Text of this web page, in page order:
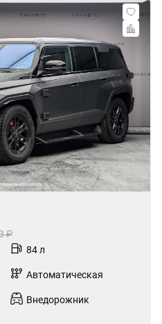
₽
84 л
Автоматическая
Внедорожник